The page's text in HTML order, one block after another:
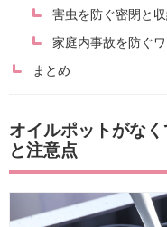
害虫を防ぐ密閉と
家庭内事故を防ぐ
まとめ
オイルポットがな
と注意点